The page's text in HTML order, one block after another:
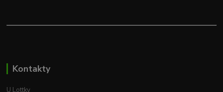
Kontakty
U Lottky